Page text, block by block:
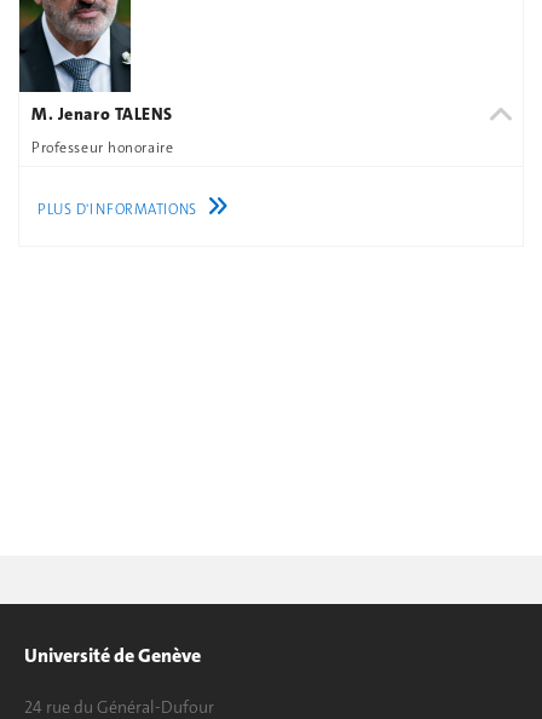
M. Jenaro TALENS
Professeur honoraire
PLUS D'INFORMATIONS
Université de Genève
24 rue du Général-Dufour